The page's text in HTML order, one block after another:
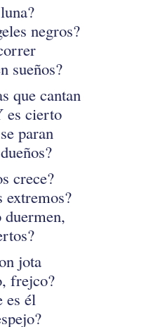
negros?
sueños?
que cantan
es cierto
paran
crece?
extremos?
duermen,
jota
frejco?
es él